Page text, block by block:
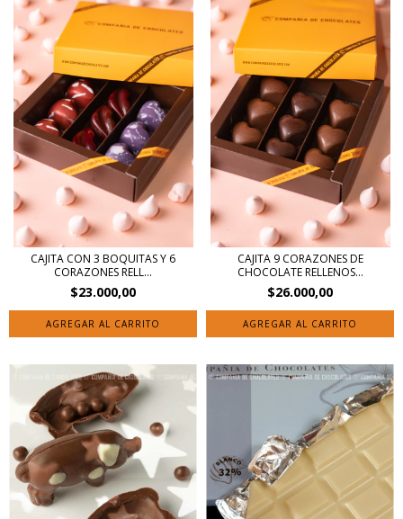
CAJITA CON 3 BOQUITAS Y 6
CORAZONES RELL...
$23.000,00
CAJITA 9 CORAZONES DE
CHOCOLATE RELLENOS...
$26.000,00